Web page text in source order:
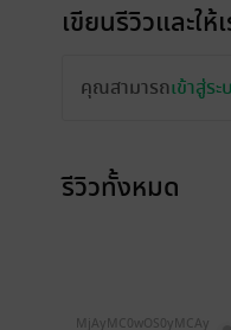
เขียนรีวิวและให้
คุณสามารถเข้าสู่ระ
รีวิวทั้งหมด
MjAyMC0wOS0yMCAy